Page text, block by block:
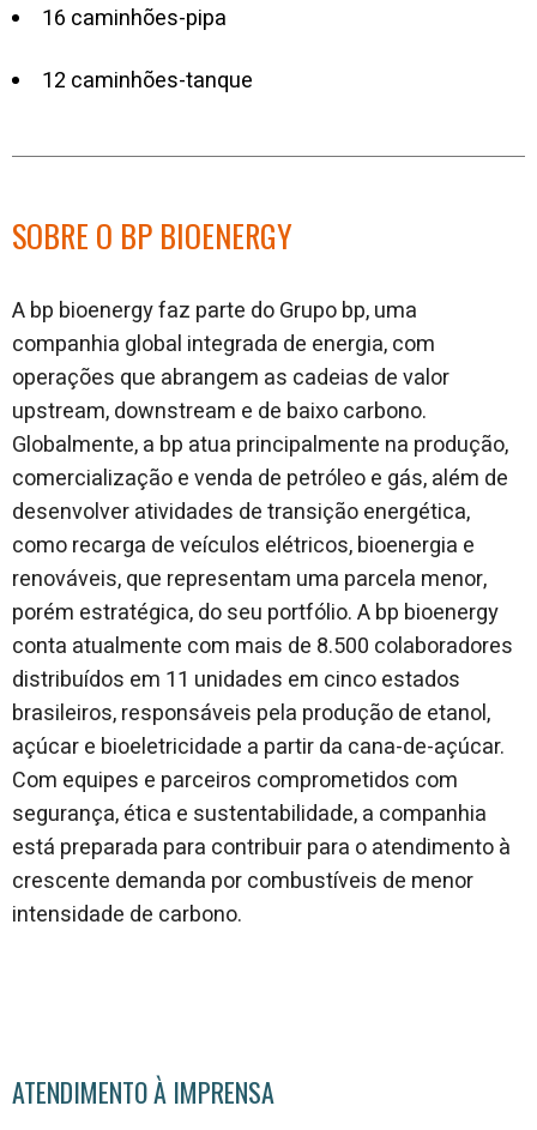
16 caminhões-pipa
12 caminhões-tanque
SOBRE O BP BIOENERGY
A bp bioenergy faz parte do Grupo bp, uma
companhia global integrada de energia, com
operações que abrangem as cadeias de valor
upstream, downstream e de baixo carbono.
Globalmente, a bp atua principalmente na produção,
comercialização e venda de petróleo e gás, além de
desenvolver atividades de transição energética,
como recarga de veículos elétricos, bioenergia e
renováveis, que representam uma parcela menor,
porém estratégica, do seu portfólio. A bp bioenergy
conta atualmente com mais de 8.500 colaboradores
distribuídos em 11 unidades em cinco estados
brasileiros, responsáveis pela produção de etanol,
açúcar e bioeletricidade a partir da cana-de-açúcar.
Com equipes e parceiros comprometidos com
segurança, ética e sustentabilidade, a companhia
está preparada para contribuir para o atendimento à
crescente demanda por combustíveis de menor
intensidade de carbono.
ATENDIMENTO À IMPRENSA